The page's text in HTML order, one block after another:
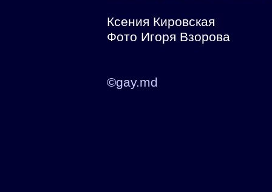
Ксения Кировская
Фото Игоря Взорова
©gay.md